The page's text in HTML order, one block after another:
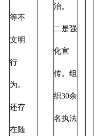
等不
文明
行
为。
还存
在随
治。
二是强
化宣
传。组
织30余
名执法